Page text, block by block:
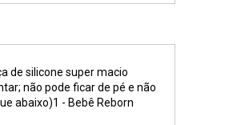
de silicone super macio
não pode ficar de pé e não
abaixo)1 - Bebê Reborn